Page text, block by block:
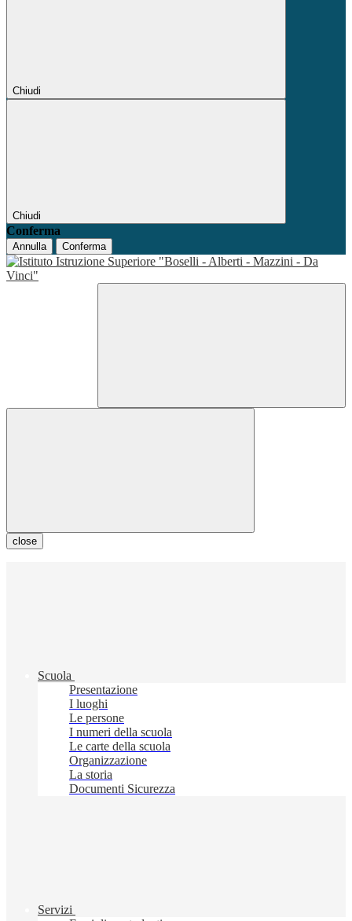
Chiudi
Chiudi
Conferma
Annulla Conferma
close
Scuola
Presentazione
I luoghi
Le persone
I numeri della scuola
Le carte della scuola
Organizzazione
La storia
Documenti Sicurezza
Servizi